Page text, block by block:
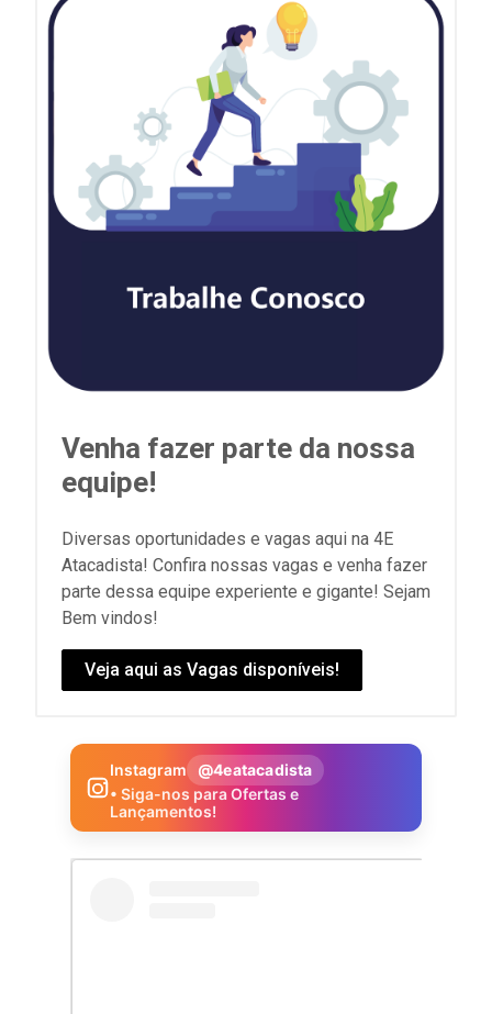
Venha fazer parte da nossa
equipe!
Diversas oportunidades e vagas aqui na 4E
Atacadista! Confira nossas vagas e venha fazer
parte dessa equipe experiente e gigante! Sejam
Bem vindos!
Veja aqui as Vagas disponíveis!
Instagram
@4eatacadista
• Siga-nos para Ofertas e
Lançamentos!